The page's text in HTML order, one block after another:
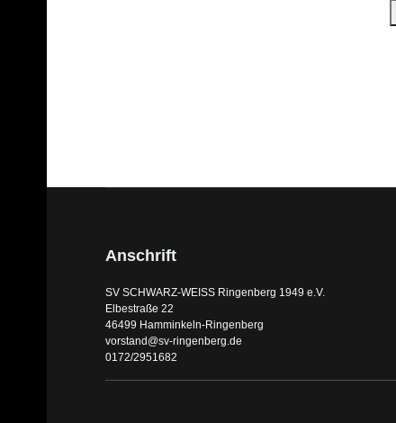
Anschrift
SV SCHWARZ-WEISS Ringenberg 1949 e.V.
Elbestraße 22
46499 Hamminkeln-Ringenberg
vorstand@sv-ringenberg.de
0172/2951682